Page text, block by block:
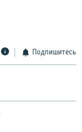
Подпишитесь